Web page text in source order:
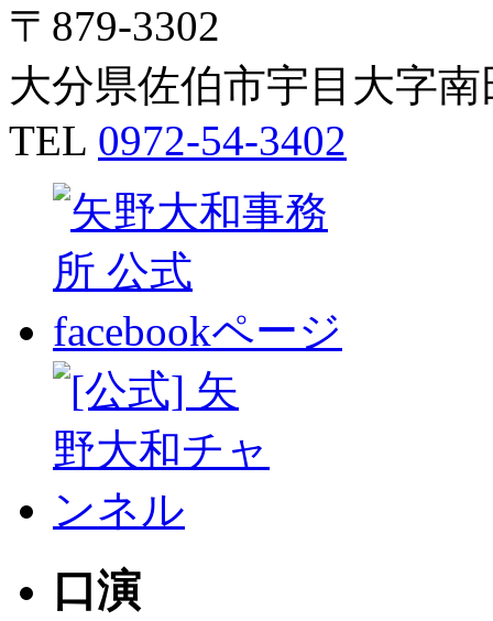
〒879-3302
大分県佐伯市宇目大字南
TEL 0972-54-3402
口演